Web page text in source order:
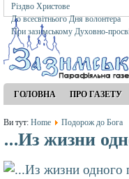
Різдво Христове
До всесвітнього Дня волонтера
При зазимському Духовно-
ГОЛОВНА ПРО ГАЗЕТУ
Ви тут: Home Подорож до Бога
...Из жизни